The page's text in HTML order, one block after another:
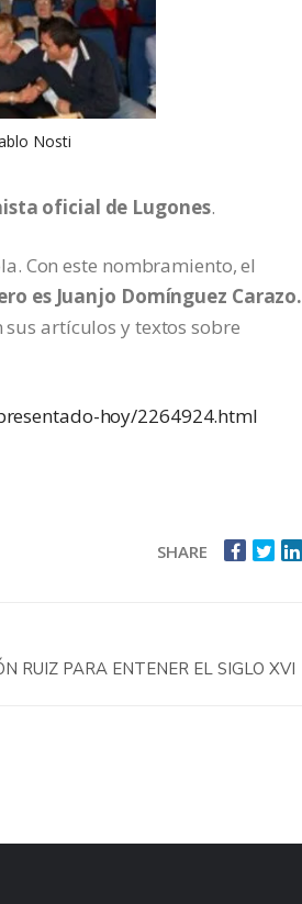
Nosti
oficial de Lugones.
Con este nombramiento, el
es Juanjo Domínguez Carazo.
artículos y textos sobre
hoy/2264924.html
SHARE
RUIZ PARA ENTENER EL SIGLO XVI